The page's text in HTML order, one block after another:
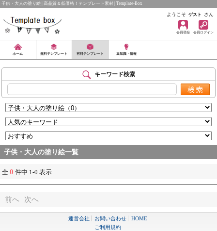
子供・大人の塗り絵 | 高品質＆低価格！テンプレート素材 | Template-Box
ようこそ ゲスト さん
会員登録 会員ログイン
ホーム 無料テンプレート 有料テンプレート 豆知識・情報
キーワード検索
子供・大人の塗り絵一覧
全 0 件中 1-0 表示
前へ 次へ
運営会社 お問い合わせ
HOME
ご利用規約